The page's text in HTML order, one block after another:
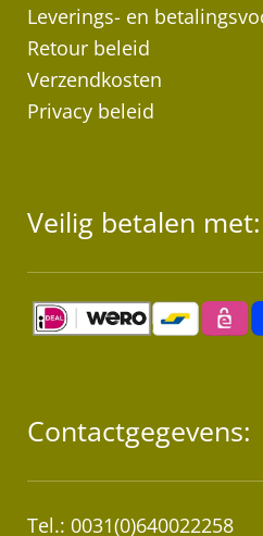
Leverings- en
Retour beleid
Verzendkosten
Privacy beleid
Veilig betalen met:
Contactgegevens:
Tel.: 0031(0)640022258